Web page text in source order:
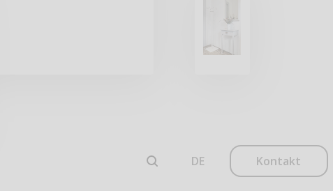
Kontakt